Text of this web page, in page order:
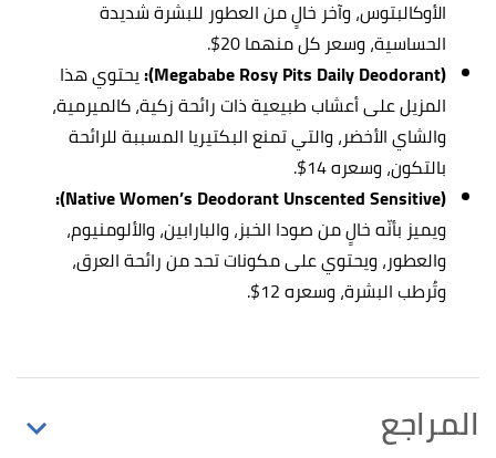
الأوكالبتوس، وآخر خالٍ من العطور للبشرة شديدة
الحساسية، وسعر كل منهما 20$.
(Megababe Rosy Pits Daily Deodorant):
يحتوي هذا
المزيل على أعشاب طبيعية ذات رائحة زكية، كالميرمية،
والشاي الأخضر، والتي تمنع البكتيريا المسببة للرائحة
بالتكون، وسعره 14$.
(Native Women’s Deodorant Unscented Sensitive):
ويميز بأنّه خالٍ من صودا الخبز، والبارابين، والألومنيوم،
والعطور، ويحتوي على مكونات تحد من رائحة العرق،
وتُرطب البشرة، وسعره 12$.
المراجع